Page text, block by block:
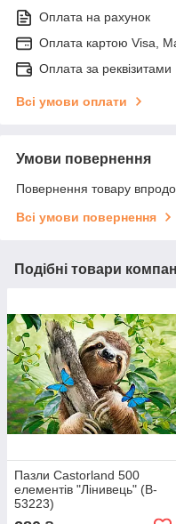
Оплата на рахунок
Оплата картою Visa,
Оплата за реквізитами
Всі умови оплати
Умови повернення
Повернення товару
Всі умови повернення
Подібні товари
Пазли Castorland 500
елементів "Лінивець" (B-
53223)